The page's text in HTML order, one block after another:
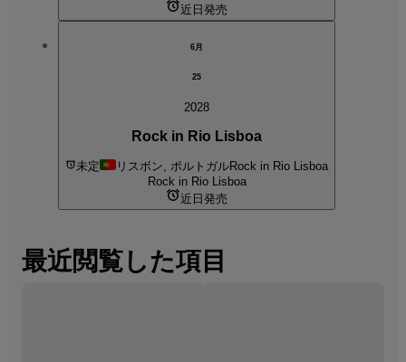
近日発売
6月
25
2028
Rock in Rio Lisboa
未定 リスボン, ポルトガルRock in Rio Lisboa
Rock in Rio Lisboa
近日発売
最近閲覧した項目